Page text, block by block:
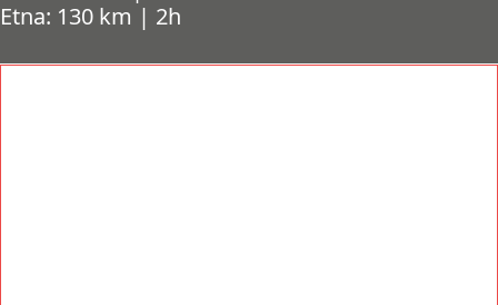
Etna: 130 km | 2h